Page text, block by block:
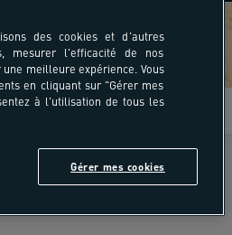
Infos pratiques Avis
des cookies et d'autres
mesurer l'efficacité de nos
meilleure expérience. Vous
en cliquant sur "Gérer mes
à l'utilisation de tous les
Gérer mes cookies